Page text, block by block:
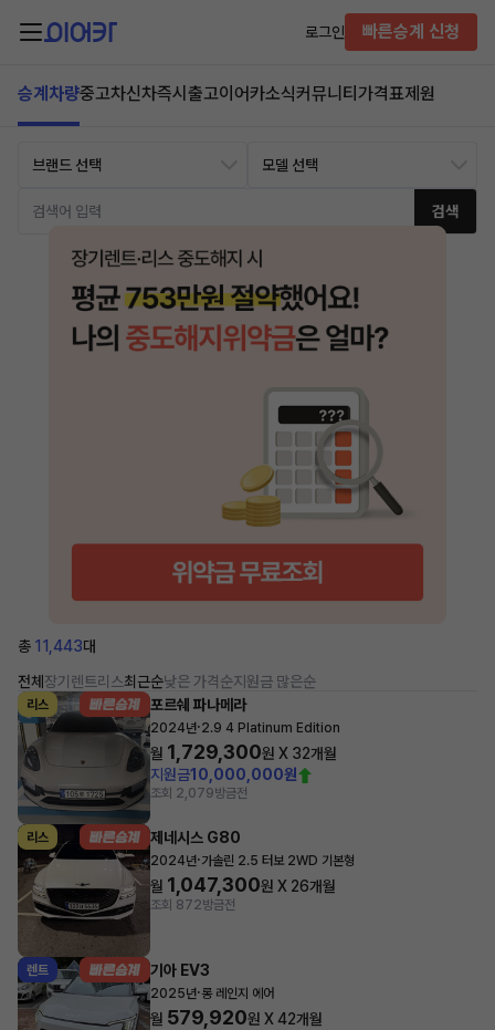
로그인 빠른승계 신청
승계차량중고차신차즉시출고이어카소식커뮤니티 가격표제원
검색
총 11,443대
전체 장기렌트리스최근순낮은 가격순지원금 많은순
리스 포르쉐 파나메라
2024년·2.9 4 Platinum Edition
월 1,729,300원 X 32개월
지원금10,000,000원
조회 2,079방금전
리스 제네시스 G80
2024년·가솔린 2.5 터보 2WD 기본형
월 1,047,300원 X 26개월
조회 872방금전
렌트 기아 EV3
2025년·롱 레인지 에어
월 579,920원 X42개월